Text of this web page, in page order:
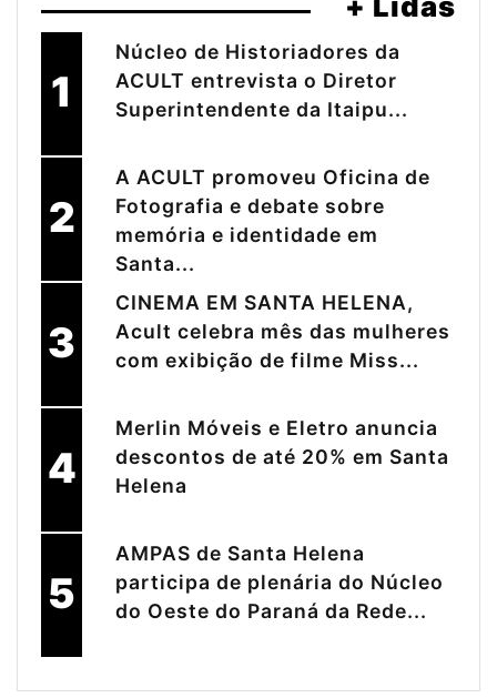
1
Núcleo de Historiadores da
ACULT entrevista o Diretor
Superintendente da Itaipu...
2
A ACULT promoveu Oficina de
Fotografia e debate sobre
memória e identidade em
Santa...
3
CINEMA EM SANTA HELENA,
Acult celebra mês das mulheres
com exibição de filme Miss...
4
Merlin Móveis e Eletro anuncia
descontos de até 20% em Santa
Helena
5
AMPAS de Santa Helena
participa de plenária do Núcleo
do Oeste do Paraná da Rede...